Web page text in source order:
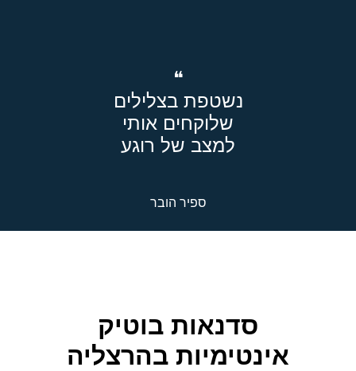
❝
נשטפת בצלילים
שלוקחים אותי
למצב של רוגע
ספיר הובר
סדנאות בוטיק
אינטימיות בהרצליה